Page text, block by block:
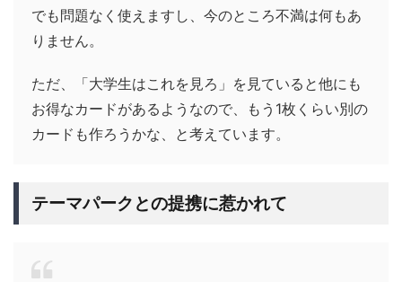
でも問題なく使えますし、今のところ不満は何もあ
りません。
ただ、「大学生はこれを見ろ」を見ていると他にも
お得なカードがあるようなので、もう1枚くらい別の
カードも作ろうかな、と考えています。
テーマパークとの提携に惹かれて